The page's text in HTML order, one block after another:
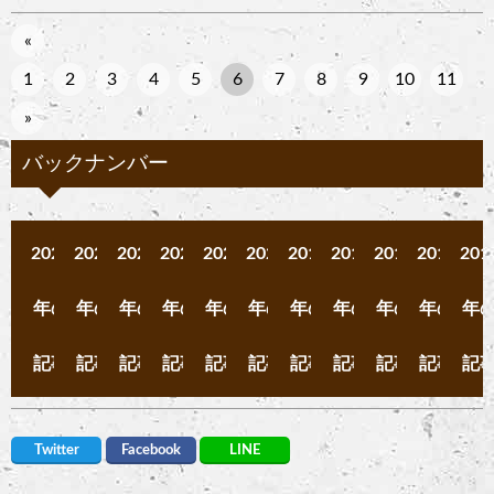
«
1 2 3 4 5 6 7 8 9 10 11
»
バックナンバー
2025
年の
記事
2024
年の
記事
2023
年の
記事
2022
年の
記事
2021
年の
記事
2020
年の
記事
2019
年の
記事
2018
年の
記事
2017
年の
記事
2016
年の
記事
年
記
Twitter Facebook LINE